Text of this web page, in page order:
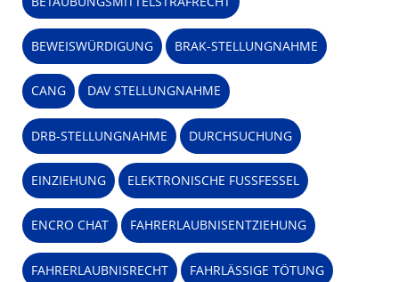
BEWEISWÜRDIGUNG BRAK-STELLUNGNAHME
CANG DAV STELLUNGNAHME
DRB-STELLUNGNAHME DURCHSUCHUNG
EINZIEHUNG ELEKTRONISCHE FUSSFESSEL
ENCRO CHAT FAHRERLAUBNISENTZIEHUNG
FAHRERLAUBNISRECHT FAHRLÄSSIGE TÖTUNG